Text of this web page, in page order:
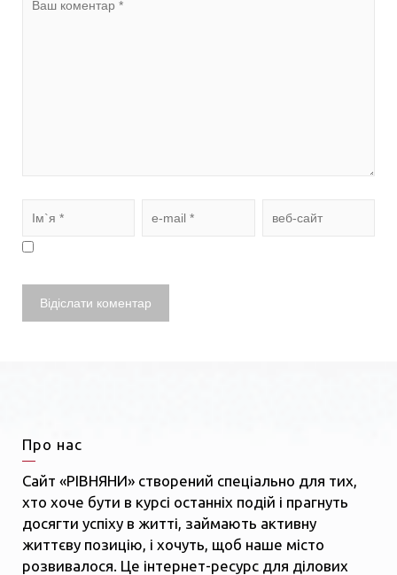
Про нас
Сайт «РІВНЯНИ» створений спеціально для тих,
хто хоче бути в курсі останніх подій і прагнуть
досягти успіху в житті, займають активну
життєву позицію, і хочуть, щоб наше місто
розвивалося. Це інтернет-ресурс для ділових